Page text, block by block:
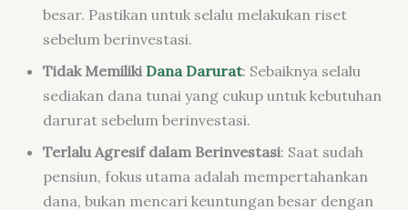
besar. Pastikan untuk selalu melakukan riset
sebelum berinvestasi.
Tidak Memiliki Dana Darurat: Sebaiknya selalu
sediakan dana tunai yang cukup untuk kebutuhan
darurat sebelum berinvestasi.
Terlalu Agresif dalam Berinvestasi: Saat sudah
pensiun, fokus utama adalah mempertahankan
dana, bukan mencari keuntungan besar dengan